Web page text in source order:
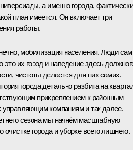
а именно города, фактически
план имеется. Он включает три
работы.
мобилизация населения. Люди
это их город и наведение здесь
чистоты делается для них самих.
города детально разбита на
прикреплением к районным
управляющим компаниям и так далее.
сезона мы начнём масштабную
очистке города и уборке всего лишнего.